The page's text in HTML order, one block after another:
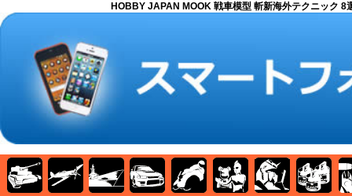
HOBBY JAPAN MOOK 戦車模型 斬新海外テクニック
AFV 飛行機 艦船 自動車 バイク キャラクターガンダム 塗料